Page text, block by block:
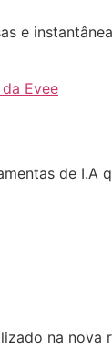
e
Evee
de I.A
na nova